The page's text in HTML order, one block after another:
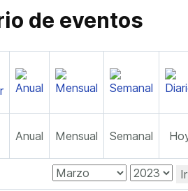
de eventos
Anual Mensual Semanal